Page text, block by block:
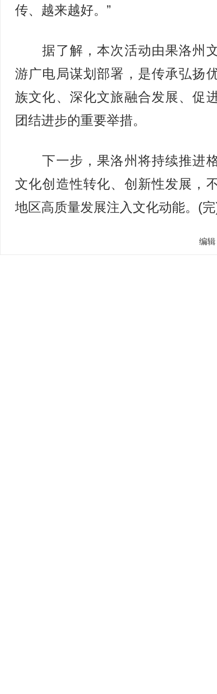
传、越来越好。”
据了解，本次活动由果洛州
游广电局谋划部署，是传承弘扬
族文化、深化文旅融合发展、促
团结进步的重要举措。
下一步，果洛州将持续推进
文化创造性转化、创新性发展，
地区高质量发展注入文化动能。(
编